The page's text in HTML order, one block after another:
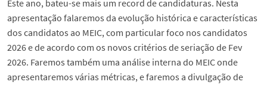
Este ano, bateu-se mais um record de candidaturas. Nesta
apresentação falaremos da evolução histórica e características
dos candidatos ao MEIC, com particular foco nos candidatos
2026 e de acordo com os novos critérios de seriação de Fev
2026. Faremos também uma análise interna do MEIC onde
apresentaremos várias métricas, e faremos a divulgação de